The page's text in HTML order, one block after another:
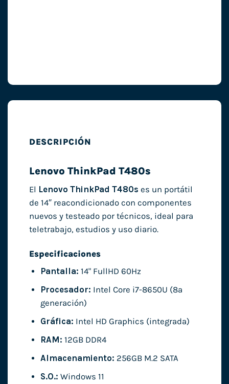
DESCRIPCIÓN
Lenovo ThinkPad T480s
El Lenovo ThinkPad T480s es un portátil
de 14″ reacondicionado con componentes
nuevos y testeado por técnicos, ideal para
teletrabajo, estudios y uso diario.
Especificaciones
Pantalla: 14" FullHD 60Hz
Procesador: Intel Core i7-8650U (8ª
generación)
Gráfica: Intel HD Graphics (integrada)
RAM: 12GB DDR4
Almacenamiento: 256GB M.2 SATA
S.O.: Windows 11